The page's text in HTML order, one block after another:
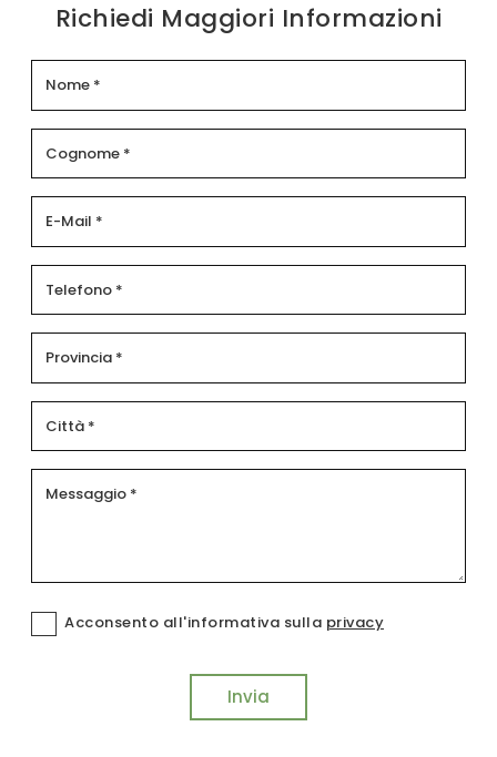
Richiedi Maggiori Informazioni
Acconsento all'informativa sulla privacy
Invia